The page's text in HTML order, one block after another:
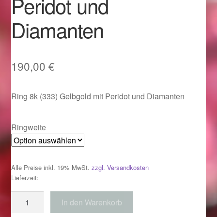
Im Gedenken an
Impressum
Karneval 2015 – Schmuck zu Fasching & Co.
Kasse
Liefer- und Versandkosten
Magisches und Festliches zu Halloween
Diamanten
190,00 €
Ring 8k (333) Gelbgold mit Peridot und Diamanten
Ringweite
Alle Preise inkl. 19% MwSt. zzgl. Versandkosten
Lieferzeit:
In den Warenkorb